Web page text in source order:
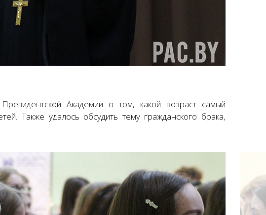
Академии о том, какой возраст самый
Также удалось обсудить тему гражданского брака,